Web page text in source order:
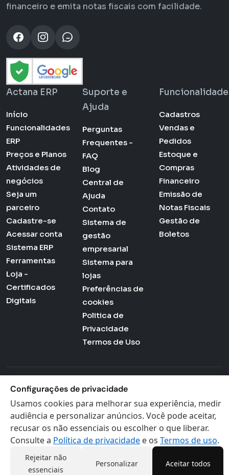
financeiro e emita notas fiscais com facilidade.
Actana ERP
Início
Funcionalidades
ERP
Preços e Planos
Atividades de
negócios
Seja um
parceiro
Cadastre-se
Acessar conta
Sistema ERP
Ferramentas
Loja -
Certificados
Digitais
Suporte e
Ajuda
Perguntas
Frequentes -
FAQ
Blog
Central de
Ajuda
Contato
Sistema de
gestão
empresarial
Sistema para
lojas
Preferências de
cookies
Politica de
Privacidade
Termos de Uso
Cadastros
Vendas e
Pedidos
Estoque e
Compras
Financeiro
Emissão de
Notas Fiscais
Gestão de
Boletos
Actana © 2026 - Todos os direitos reservados
Configurações de privacidade
Usamos cookies para melhorar sua experiência, medir
audiência e personalizar anúncios. Você pode aceitar,
recusar os não essenciais ou escolher o que liberar.
Consulte a Política de privacidade e os Termos de uso.
Rejeitar não
essenciais
Personalizar Aceitar todos